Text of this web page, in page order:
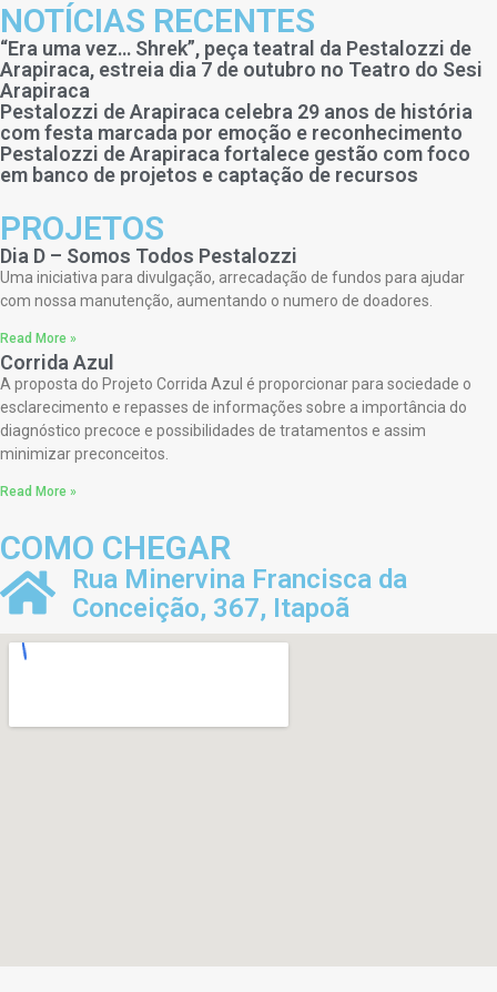
NOTÍCIAS RECENTES
“Era uma vez… Shrek”, peça teatral da Pestalozzi de
Arapiraca, estreia dia 7 de outubro no Teatro do Sesi
Arapiraca
Pestalozzi de Arapiraca celebra 29 anos de história
com festa marcada por emoção e reconhecimento
Pestalozzi de Arapiraca fortalece gestão com foco
em banco de projetos e captação de recursos
PROJETOS
Dia D – Somos Todos Pestalozzi
Uma iniciativa para divulgação, arrecadação de fundos para ajudar
com nossa manutenção, aumentando o numero de doadores.
Read More »
Corrida Azul
A proposta do Projeto Corrida Azul é proporcionar para sociedade o
esclarecimento e repasses de informações sobre a importância do
diagnóstico precoce e possibilidades de tratamentos e assim
minimizar preconceitos.
Read More »
COMO CHEGAR
Rua Minervina Francisca da
Conceição, 367, Itapoã